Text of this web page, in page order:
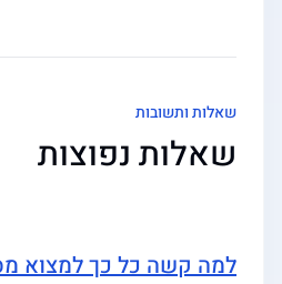
שאלות ותשובות
שאלות נפוצות
למה קשה כל כך למצוא